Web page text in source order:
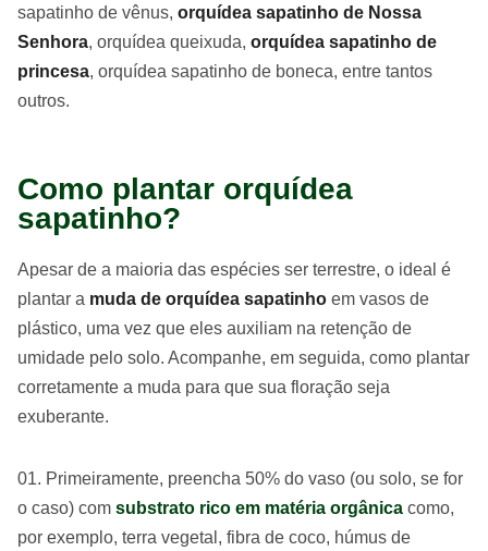
sapatinho de vênus, orquídea sapatinho de Nossa
Senhora, orquídea queixuda, orquídea sapatinho de
princesa, orquídea sapatinho de boneca, entre tantos
outros.
Como plantar orquídea
sapatinho?
Apesar de a maioria das espécies ser terrestre, o ideal é
plantar a muda de orquídea sapatinho em vasos de
plástico, uma vez que eles auxiliam na retenção de
umidade pelo solo. Acompanhe, em seguida, como plantar
corretamente a muda para que sua floração seja
exuberante.
Primeiramente, preencha 50% do vaso (ou solo, se for
o caso) com substrato rico em matéria orgânica como,
por exemplo, terra vegetal, fibra de coco, húmus de